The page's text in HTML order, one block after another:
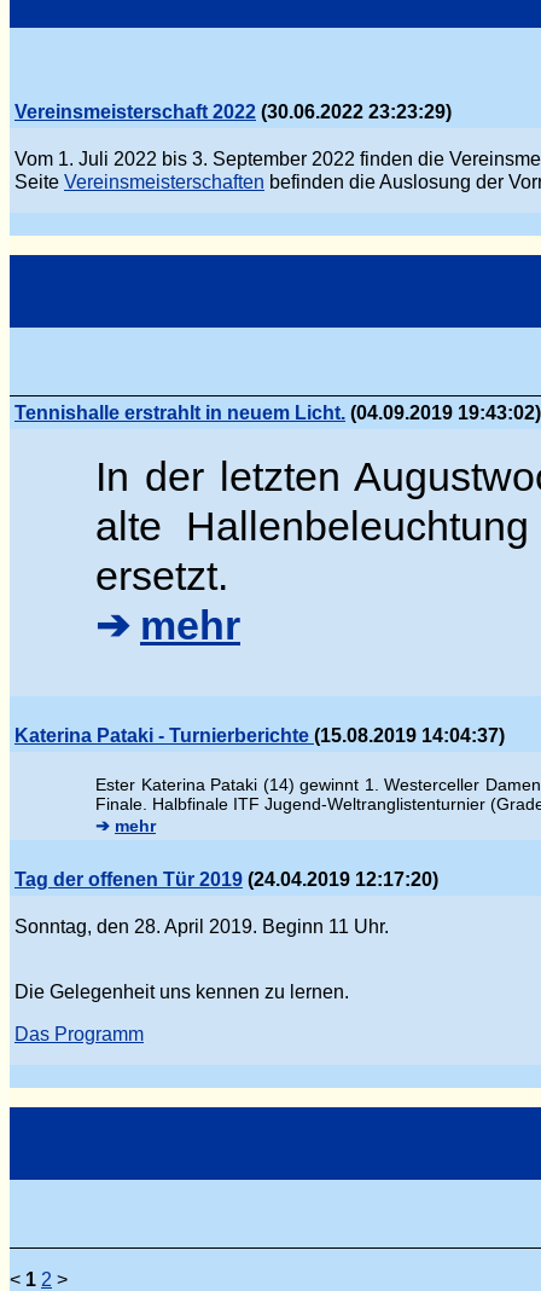
Vereinsmeisterschaft 2022 (30.06.2022 23:23:29)
Vom 1. Juli 2022 bis 3. September 2022 finden die
Seite Vereinsmeisterschaften befinden die Auslosung der
Tennishalle erstrahlt in neuem Licht. (04.09.2019 19:43:02)
In der letzten
alte
ersetzt.
➔ mehr
Katerina Pataki - Turnierberichte (15.08.2019 14:04:37)
Ester Katerina Pataki (14) gewinnt 1. Westerceller
Finale. Halbfinale ITF Jugend-Weltranglistenturnier
➔ mehr
Tag der offenen Tür 2019 (24.04.2019 12:17:20)
Sonntag, den 28. April 2019. Beginn 11 Uhr.
Die Gelegenheit uns kennen zu lernen.
Das Programm
< 1 2 >